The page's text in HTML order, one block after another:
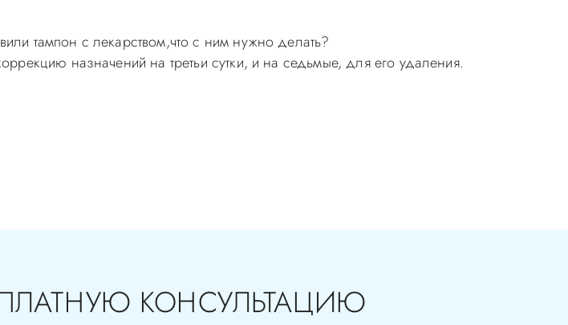
тампон с лекарством,что с ним нужно делать?
назначений на третьи сутки, и на седьмые, для его удаления.
КОНСУЛЬТАЦИЮ